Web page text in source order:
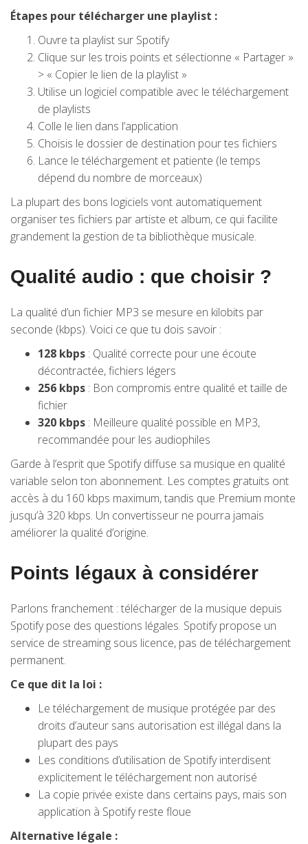
Étapes pour télécharger une playlist :
Ouvre ta playlist sur Spotify
Clique sur les trois points et sélectionne « Partager »
> « Copier le lien de la playlist »
Utilise un logiciel compatible avec le téléchargement
de playlists
Colle le lien dans l’application
Choisis le dossier de destination pour tes fichiers
Lance le téléchargement et patiente (le temps
dépend du nombre de morceaux)
La plupart des bons logiciels vont automatiquement
organiser tes fichiers par artiste et album, ce qui facilite
grandement la gestion de ta bibliothèque musicale.
Qualité audio : que choisir ?
La qualité d’un fichier MP3 se mesure en kilobits par
seconde (kbps). Voici ce que tu dois savoir :
128 kbps : Qualité correcte pour une écoute
décontractée, fichiers légers
256 kbps : Bon compromis entre qualité et taille de
fichier
320 kbps : Meilleure qualité possible en MP3,
recommandée pour les audiophiles
Garde à l’esprit que Spotify diffuse sa musique en qualité
variable selon ton abonnement. Les comptes gratuits ont
accès à du 160 kbps maximum, tandis que Premium monte
jusqu’à 320 kbps. Un convertisseur ne pourra jamais
améliorer la qualité d’origine.
Points légaux à considérer
Parlons franchement : télécharger de la musique depuis
Spotify pose des questions légales. Spotify propose un
service de streaming sous licence, pas de téléchargement
permanent.
Ce que dit la loi :
Le téléchargement de musique protégée par des
droits d’auteur sans autorisation est illégal dans la
plupart des pays
Les conditions d’utilisation de Spotify interdisent
explicitement le téléchargement non autorisé
La copie privée existe dans certains pays, mais son
application à Spotify reste floue
Alternative légale :